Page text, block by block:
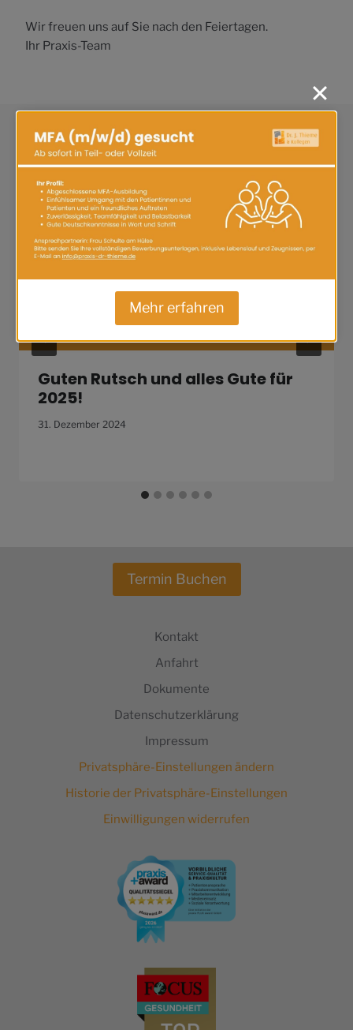
Wir freuen uns auf Sie nach den Feiertagen.
Ihr Praxis-Team
Ähnliche Beiträge
Guten Rutsch und alles Gute für
2025!
31. Dezember 2024
Kontakt
Anfahrt
Dokumente
Datenschutzerklärung
Impressum
Privatsphäre-Einstellungen ändern
Historie der Privatsphäre-Einstellungen
Einwilligungen widerrufen
Termin Buchen
Mehr erfahren